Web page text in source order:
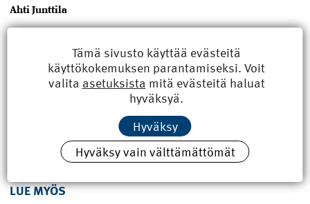
Ahti Junttila
Jaa
LUE MYÖS
Tämä sivusto käyttää evästeitä
käyttökokemuksen parantamiseksi. Voit
valita asetuksista mitä evästeitä haluat
hyväksyä.
Hyväksy
Hyväksy vain välttämättömät